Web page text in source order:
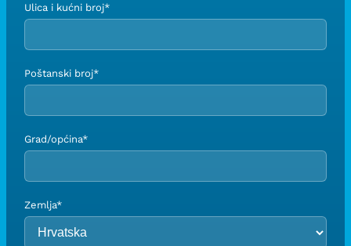
Ulica i kućni broj*
Poštanski broj*
Grad/općina*
Zemlja*